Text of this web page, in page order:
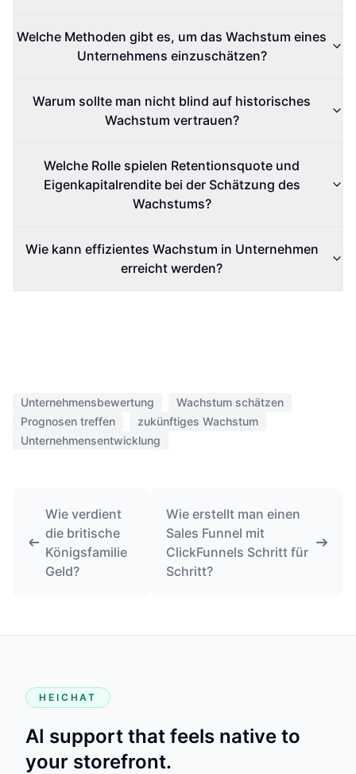
Welche Methoden gibt es, um das Wachstum eines
Unternehmens einzuschätzen?
Warum sollte man nicht blind auf historisches
Wachstum vertrauen?
Welche Rolle spielen Retentionsquote und
Eigenkapitalrendite bei der Schätzung des
Wachstums?
Wie kann effizientes Wachstum in Unternehmen
erreicht werden?
Unternehmensbewertung
Wachstum schätzen
Prognosen treffen
zukünftiges Wachstum
Unternehmensentwicklung
Wie verdient
die britische
Königsfamilie
Geld?
Wie erstellt man einen
Sales Funnel mit
ClickFunnels Schritt für
Schritt?
HEICHAT
AI support that feels native to
your storefront.